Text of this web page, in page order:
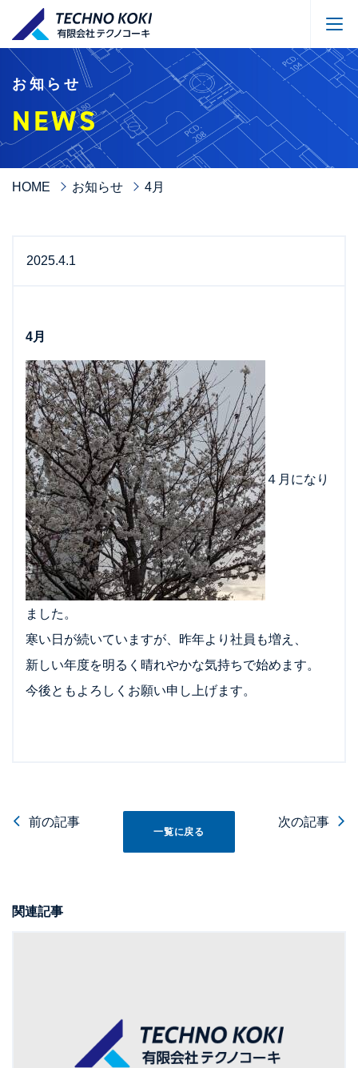
お知らせ
NEWS
HOME お知らせ 4月
2025.4.1
4月
４月になり
ました。
寒い日が続いていますが、昨年より社員も増え、
新しい年度を明るく晴れやかな気持ちで始めます。
今後ともよろしくお願い申し上げます。
前の記事 次の記事
一覧に戻る
関連記事